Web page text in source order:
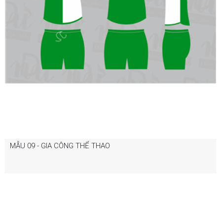
MẪU 09 - GIA CÔNG THỂ THAO